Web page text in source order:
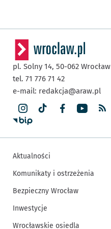
pl. Solny 14, 50-062 Wrocław
tel. 71 776 71 42
e-mail: redakcja@araw.pl
Aktualności
Komunikaty i ostrzeżenia
Bezpieczny Wrocław
Inwestycje
Wrocławskie osiedla